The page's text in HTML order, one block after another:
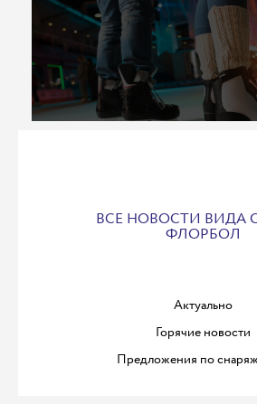
ВСЕ НОВОСТИ ВИДА
ФЛОРБОЛ
Актуально
Горячие новости
Предложения по